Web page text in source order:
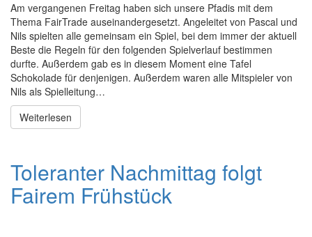
Am vergangenen Freitag haben sich unsere Pfadis mit dem
Thema FairTrade auseinandergesetzt. Angeleitet von Pascal und
Nils spielten alle gemeinsam ein Spiel, bei dem immer der aktuell
Beste die Regeln für den folgenden Spielverlauf bestimmen
durfte. Außerdem gab es in diesem Moment eine Tafel
Schokolade für denjenigen. Außerdem waren alle Mitspieler von
Nils als Spielleitung…
Weiterlesen
Toleranter Nachmittag folgt
Fairem Frühstück